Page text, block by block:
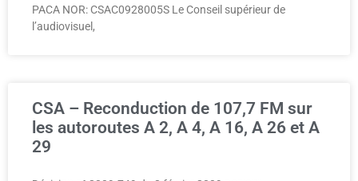
PACA NOR: CSAC0928005S Le Conseil supérieur de
l’audiovisuel,
CSA – Reconduction de 107,7 FM sur
les autoroutes A 2, A 4, A 16, A 26 et A
29